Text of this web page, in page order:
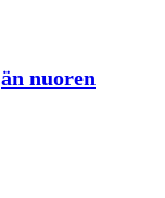
nuoren